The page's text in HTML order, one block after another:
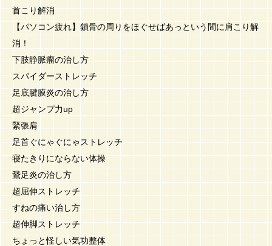
首こり解消
【パソコン疲れ】鎖骨の周りをほぐせばあっという間に肩こり解
消！
下肢静脈瘤の治し方
スパイダーストレッチ
足底腱膜炎の治し方
超ジャンプ力up
緊張肩
足首ぐにゃぐにゃストレッチ
寝たきりにならない体操
鵞足炎の治し方
超屈伸ストレッチ
すねの痛い治し方
超伸脚ストレッチ
ちょっと怪しい気功整体